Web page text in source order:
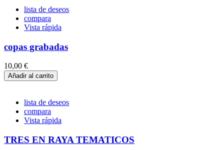
lista de deseos
compara
Vista rápida
copas grabadas
10,00 €
Añadir al carrito
lista de deseos
compara
Vista rápida
TRES EN RAYA TEMATICOS